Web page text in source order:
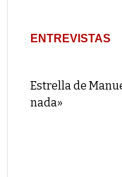
ENTREVISTAS
Estrella de
nada»